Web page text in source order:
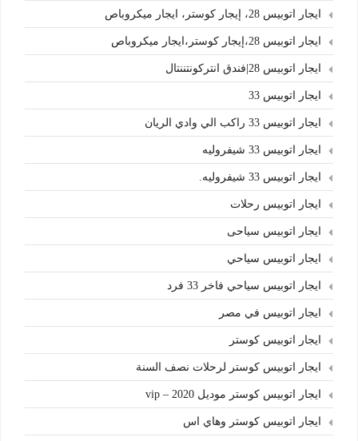
ايجار اتوبيس 28، إيجار كوستر، ايجار ميكروباص
ايجار اتوبيس 28،إيجار كوستر،ايجار ميكروباص
ايجار اتوبيس 28|فندق انتركونتننتال
ايجار اتوبيس 33
ايجار اتوبيس 33 راكب الي وادي الريان
ايجار اتوبيس 33 شيفروليه
ايجار اتوبيس 33 شيفروليه.
ايجار اتوبيس رحلات
ايجار اتوبيس سياحى
ايجار اتوبيس سياحي
ايجار اتوبيس سياحي فاخر 33 فرد
ايجار اتوبيس في مصر
ايجار اتوبيس كوستر
ايجار اتوبيس كوستر لرحلات نصف السنة
ايجار اتوبيس كوستر موديل 2020 – vip
ايجار اتوبيس كوستر وهاي اس